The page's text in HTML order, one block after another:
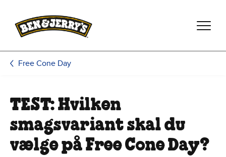
Free Cone Day
TEST: Hvilken
smagsvariant skal du
vælge på Free Cone Day?